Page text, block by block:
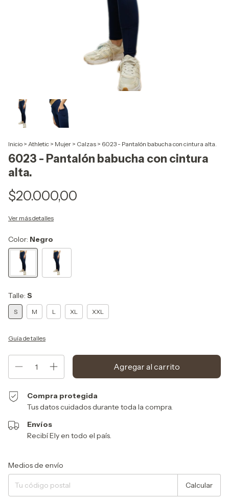
Inicio > Athletic > Mujer > Calzas > 6023 - Pantalón babucha con cintura alta.
6023 - Pantalón babucha con cintura
alta.
$20.000,00
Ver más detalles
Color: Negro
Talle: S
S M L XL XXL
Guía de talles
Compra protegida
Tus datos cuidados durante toda la compra.
Envíos
Recibí Ely en todo el país.
Entregas para el CP:
Medios de envío
Calcular